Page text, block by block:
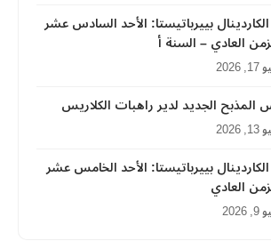
بييرباتيستا: الأحد السادس عشر
العادي – السنة أ
المذبح الجديد لدير راهبات الكلاريس
بييرباتيستا: الأحد الخامس عشر
العادي